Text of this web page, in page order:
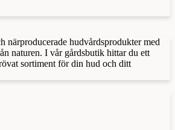
närproducerade hudvårdsprodukter med
naturen. I vår gårdsbutik hittar du ett
sortiment för din hud och ditt